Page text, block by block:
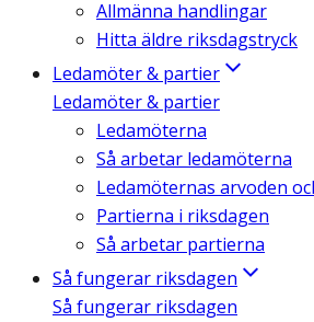
Allmänna handlingar
Hitta äldre riksdagstryck
Ledamöter & partier
Ledamöter & partier
Ledamöterna
Så arbetar ledamöterna
Ledamöternas arvoden
Partierna i riksdagen
Så arbetar partierna
Så fungerar riksdagen
Så fungerar riksdagen